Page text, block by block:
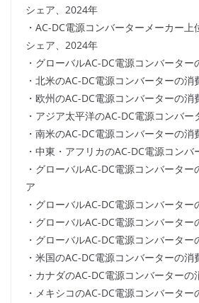
シェア、2024年
・AC-DC電源コンバーターメーカー
シェア、2024年
・グローバルAC-DC電源コンバータ
・北米のAC-DC電源コンバーターの消
・欧州のAC-DC電源コンバーターの消
・アジア太平洋のAC-DC電源コンバ
・南米のAC-DC電源コンバーターの消
・中東・アフリカのAC-DC電源コン
・グローバルAC-DC電源コンバータ
ア
・グローバルAC-DC電源コンバータ
・グローバルAC-DC電源コンバータ
・グローバルAC-DC電源コンバータ
・米国のAC-DC電源コンバーターの消
・カナダのAC-DC電源コンバーターの
・メキシコのAC-DC電源コンバーター